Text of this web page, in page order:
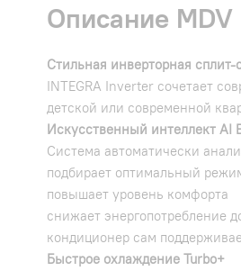
Описание
Стильная инверторная
INTEGRA Inverter сочетает
детской или современной
Искусственный интеллект AI
Система автоматически
подбирает оптимальный
повышает уровень комфорта
снижает энергопотребление
кондиционер сам
Быстрое охлаждение Turbo+